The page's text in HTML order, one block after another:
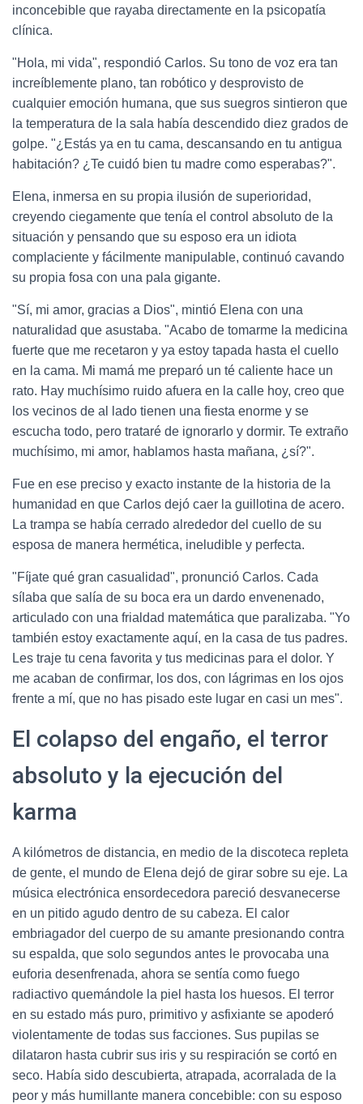
inconcebible que rayaba directamente en la psicopatía
clínica.
"Hola, mi vida", respondió Carlos. Su tono de voz era tan
increíblemente plano, tan robótico y desprovisto de
cualquier emoción humana, que sus suegros sintieron que
la temperatura de la sala había descendido diez grados de
golpe. "¿Estás ya en tu cama, descansando en tu antigua
habitación? ¿Te cuidó bien tu madre como esperabas?".
Elena, inmersa en su propia ilusión de superioridad,
creyendo ciegamente que tenía el control absoluto de la
situación y pensando que su esposo era un idiota
complaciente y fácilmente manipulable, continuó cavando
su propia fosa con una pala gigante.
"Sí, mi amor, gracias a Dios", mintió Elena con una
naturalidad que asustaba. "Acabo de tomarme la medicina
fuerte que me recetaron y ya estoy tapada hasta el cuello
en la cama. Mi mamá me preparó un té caliente hace un
rato. Hay muchísimo ruido afuera en la calle hoy, creo que
los vecinos de al lado tienen una fiesta enorme y se
escucha todo, pero trataré de ignorarlo y dormir. Te extraño
muchísimo, mi amor, hablamos hasta mañana, ¿sí?".
Fue en ese preciso y exacto instante de la historia de la
humanidad en que Carlos dejó caer la guillotina de acero.
La trampa se había cerrado alrededor del cuello de su
esposa de manera hermética, ineludible y perfecta.
"Fíjate qué gran casualidad", pronunció Carlos. Cada
sílaba que salía de su boca era un dardo envenenado,
articulado con una frialdad matemática que paralizaba. "Yo
también estoy exactamente aquí, en la casa de tus padres.
Les traje tu cena favorita y tus medicinas para el dolor. Y
me acaban de confirmar, los dos, con lágrimas en los ojos
frente a mí, que no has pisado este lugar en casi un mes".
El colapso del engaño, el terror
absoluto y la ejecución del
karma
A kilómetros de distancia, en medio de la discoteca repleta
de gente, el mundo de Elena dejó de girar sobre su eje. La
música electrónica ensordecedora pareció desvanecerse
en un pitido agudo dentro de su cabeza. El calor
embriagador del cuerpo de su amante presionando contra
su espalda, que solo segundos antes le provocaba una
euforia desenfrenada, ahora se sentía como fuego
radiactivo quemándole la piel hasta los huesos. El terror
en su estado más puro, primitivo y asfixiante se apoderó
violentamente de todas sus facciones. Sus pupilas se
dilataron hasta cubrir sus iris y su respiración se cortó en
seco. Había sido descubierta, atrapada, acorralada de la
peor y más humillante manera concebible: con su esposo